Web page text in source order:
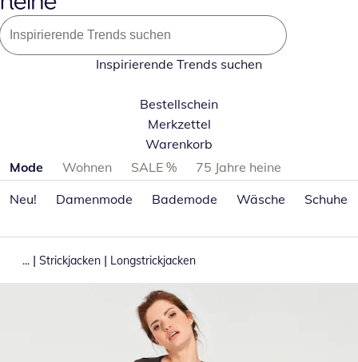
Inspirierende Trends suchen
Bestellschein
Merkzettel
Warenkorb
Produktkategorien überspringen
Mode Wohnen SALE %
75 Jahre heine
Neu!
Damenmode Bademode Wäsche Schuhe
... | Strickjacken | Longstrickjacken